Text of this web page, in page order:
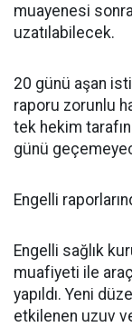
muayenesi
uzatılabilecek.
20 günü aşan
raporu zorunlu
tek hekim
günü
Engelli
Engelli sağlık
muafiyeti ile
yapıldı. Yeni
etkilenen uzuv